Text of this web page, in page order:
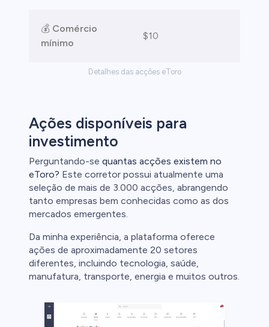
Detalhes das acções eToro
💰 Comércio
mínimo
$10
Ações disponíveis para
investimento
Perguntando-se quantas acções existem no
eToro? Este corretor possui atualmente uma
seleção de mais de 3.000 acções, abrangendo
tanto empresas bem conhecidas como as dos
mercados emergentes.
Da minha experiência, a plataforma oferece
ações de aproximadamente 20 setores
diferentes, incluindo tecnologia, saúde,
manufatura, transporte, energia e muitos outros.